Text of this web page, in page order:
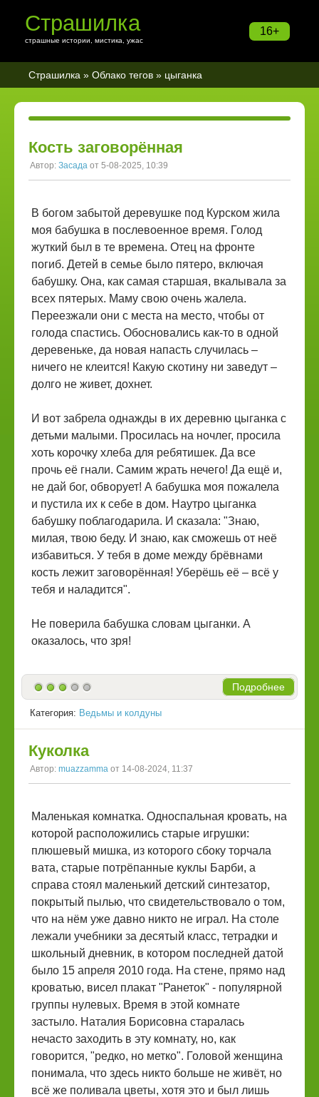
16+
Страшилка
страшные истории, мистика, ужас
Страшилка » Облако тегов » цыганка
Кость заговорённая
Автор: Засада от 5-08-2025, 10:39
В богом забытой деревушке под Курском жила
моя бабушка в послевоенное время. Голод
жуткий был в те времена. Отец на фронте
погиб. Детей в семье было пятеро, включая
бабушку. Она, как самая старшая, вкалывала за
всех пятерых. Маму свою очень жалела.
Переезжали они с места на место, чтобы от
голода спастись. Обосновались как-то в одной
деревеньке, да новая напасть случилась –
ничего не клеится! Какую скотину ни заведут –
долго не живет, дохнет.
И вот забрела однажды в их деревню цыганка с
детьми малыми. Просилась на ночлег, просила
хоть корочку хлеба для ребятишек. Да все
прочь её гнали. Самим жрать нечего! Да ещё и,
не дай бог, обворует! А бабушка моя пожалела
и пустила их к себе в дом. Наутро цыганка
бабушку поблагодарила. И сказала: "Знаю,
милая, твою беду. И знаю, как сможешь от неё
избавиться. У тебя в доме между брёвнами
кость лежит заговорённая! Уберёшь её – всё у
тебя и наладится".
Не поверила бабушка словам цыганки. А
оказалось, что зря!
Подробнее
Категория: Ведьмы и колдуны
Куколка
Автор: muazzamma от 14-08-2024, 11:37
Маленькая комнатка. Односпальная кровать, на
которой расположились старые игрушки:
плюшевый мишка, из которого сбоку торчала
вата, старые потрёпанные куклы Барби, а
справа стоял маленький детский синтезатор,
покрытый пылью, что свидетельствовало о том,
что на нём уже давно никто не играл. На столе
лежали учебники за десятый класс, тетрадки и
школьный дневник, в котором последней датой
было 15 апреля 2010 года. На стене, прямо над
кроватью, висел плакат "Ранеток" - популярной
группы нулевых. Время в этой комнате
застыло. Наталия Борисовна старалась
нечасто заходить в эту комнату, но, как
говорится, "редко, но метко". Головой женщина
понимала, что здесь никто больше не живёт, но
всё же поливала цветы, хотя это и был лишь